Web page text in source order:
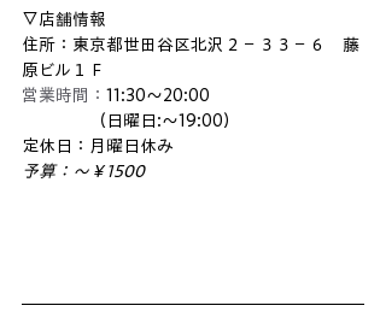
▽店舗情報
住所：東京都世田谷区北沢２－３３－６　藤
原ビル１Ｆ
営業時間： 11:30〜20:00
（日曜日:〜19:00）
定休日：月曜日休み
予算：～￥1500